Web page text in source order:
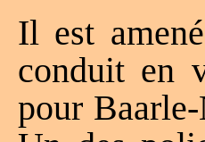
Il est
conduit en
pour